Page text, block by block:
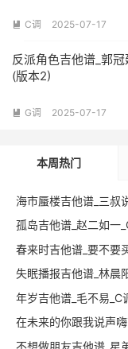
 C调 2025-07-17
反派角色吉他谱_郭
(版本2)
 G调 2025-07-17
本周热门
海市蜃楼吉他谱_三叔
孤岛吉他谱_赵二如一
春来时吉他谱_要不要
失眠播报吉他谱_林晨
年岁吉他谱_毛不易_C
在未来的你跟我说声嗨
不想做朋友吉他谱_星